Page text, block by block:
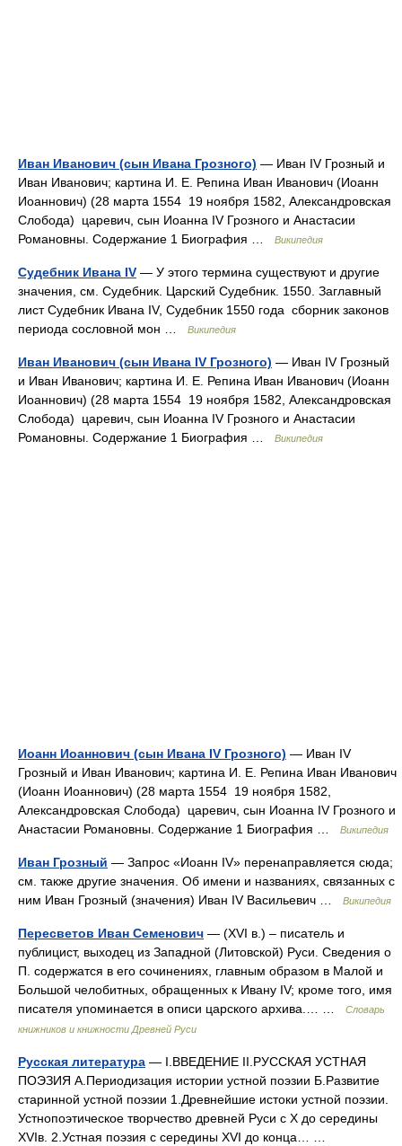
Иван Иванович (сын Ивана Грозного) — Иван IV Грозный и
Иван Иванович; картина И. Е. Репина Иван Иванович (Иоанн
Иоаннович) (28 марта 1554 19 ноября 1582, Александровская
Слобода) царевич, сын Иоанна IV Грозного и Анастасии
Романовны. Содержание 1 Биография …
Википедия
Судебник Ивана IV — У этого термина существуют и другие
значения, см. Судебник. Царский Судебник. 1550. Заглавный
лист Судебник Ивана IV, Судебник 1550 года сборник законов
периода сословной мон …
Википедия
Иван Иванович (сын Ивана IV Грозного) — Иван IV Грозный
и Иван Иванович; картина И. Е. Репина Иван Иванович (Иоанн
Иоаннович) (28 марта 1554 19 ноября 1582, Александровская
Слобода) царевич, сын Иоанна IV Грозного и Анастасии
Романовны. Содержание 1 Биография …
Википедия
Иоанн Иоаннович (сын Ивана IV Грозного) — Иван IV
Грозный и Иван Иванович; картина И. Е. Репина Иван Иванович
(Иоанн Иоаннович) (28 марта 1554 19 ноября 1582,
Александровская Слобода) царевич, сын Иоанна IV Грозного и
Анастасии Романовны. Содержание 1 Биография …
Википедия
Иван Грозный — Запрос «Иоанн IV» перенаправляется сюда;
см. также другие значения. Об имени и названиях, связанных с
ним Иван Грозный (значения) Иван IV Васильевич …
Википедия
Пересветов Иван Семенович — (XVI в.) – писатель и
публицист, выходец из Западной (Литовской) Руси. Сведения о
П. содержатся в его сочинениях, главным образом в Малой и
Большой челобитных, обращенных к Ивану IV; кроме того, имя
писателя упоминается в описи царского архива.… …
Словарь
книжников и книжности Древней Руси
Русская литература — I.ВВЕДЕНИЕ II.РУССКАЯ УСТНАЯ
ПОЭЗИЯ А.Периодизация истории устной поэзии Б.Развитие
старинной устной поэзии 1.Древнейшие истоки устной поэзии.
Устнопоэтическое творчество древней Руси с X до середины
XVIв. 2.Устная поэзия с середины XVI до конца… …